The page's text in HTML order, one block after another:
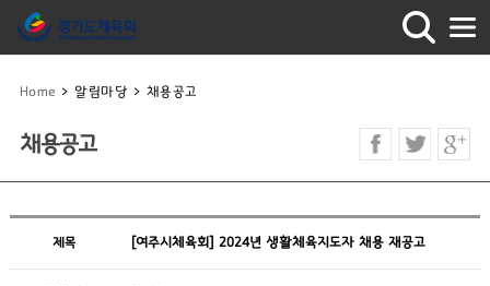
Home > 알림마당 > 채용공고
채용공고
제목 [여주시체육회] 2024년 생활체육지도자 채용 재공고